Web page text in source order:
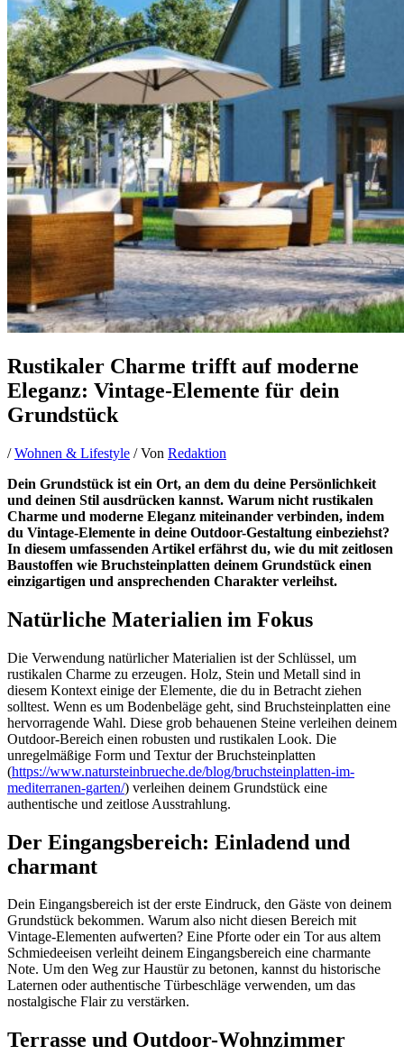
Rustikaler Charme trifft auf moderne
Eleganz: Vintage-Elemente für dein
Grundstück
/Wohnen & Lifestyle / Von Redaktion
Dein Grundstück ist ein Ort, an dem du deine Persönlichkeit
und deinen Stil ausdrücken kannst. Warum nicht rustikalen
Charme und moderne Eleganz miteinander verbinden, indem
du Vintage-Elemente in deine Outdoor-Gestaltung einbeziehst?
In diesem umfassenden Artikel erfährst du, wie du mit zeitlosen
Baustoffen wie Bruchsteinplatten deinem Grundstück einen
einzigartigen und ansprechenden Charakter verleihst.
Natürliche Materialien im Fokus
Die Verwendung natürlicher Materialien ist der Schlüssel, um
rustikalen Charme zu erzeugen. Holz, Stein und Metall sind in
diesem Kontext einige der Elemente, die du in Betracht ziehen
solltest. Wenn es um Bodenbeläge geht, sind Bruchsteinplatten eine
hervorragende Wahl. Diese grob behauenen Steine verleihen deinem
Outdoor-Bereich einen robusten und rustikalen Look. Die
unregelmäßige Form und Textur der Bruchsteinplatten
(https://www.natursteinbrueche.de/blog/bruchsteinplatten-im-
mediterranen-garten/) verleihen deinem Grundstück eine
authentische und zeitlose Ausstrahlung.
Der Eingangsbereich: Einladend und
charmant
Dein Eingangsbereich ist der erste Eindruck, den Gäste von deinem
Grundstück bekommen. Warum also nicht diesen Bereich mit
Vintage-Elementen aufwerten? Eine Pforte oder ein Tor aus altem
Schmiedeeisen verleiht deinem Eingangsbereich eine charmante
Note. Um den Weg zur Haustür zu betonen, kannst du historische
Laternen oder authentische Türbeschläge verwenden, um das
nostalgische Flair zu verstärken.
Terrasse und Outdoor-Wohnzimmer